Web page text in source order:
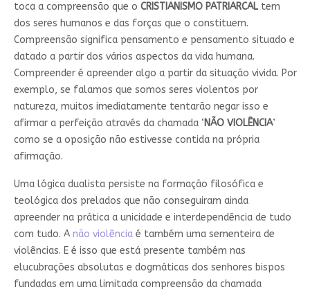
toca a compreensão que o CRISTIANISMO PATRIARCALtem
dos seres humanos e das forças que o constituem.
Compreensão significa pensamento e pensamento situado e
datado a partir dos vários aspectos da vida humana.
Compreender é apreender algo a partir da situação vivida. Por
exemplo, se falamos que somos seres violentos por
natureza, muitos imediatamente tentarão negar isso e
afirmar a perfeição através da chamada ‘NÃO VIOLÊNCIA’
como se a oposição não estivesse contida na própria
afirmação.
Uma lógica dualista persiste na formação filosófica e
teológica dos prelados que não conseguiram ainda
apreender na prática a unicidade e interdependência de tudo
com tudo. A não violênciaé também uma sementeira de
violências. E é isso que está presente também nas
elucubrações absolutas e dogmáticas dos senhores bispos
fundadas em uma limitada compreensão da chamada